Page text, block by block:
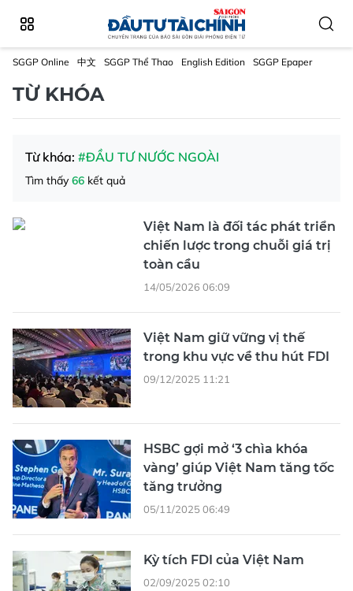
SGGP Online 中文 SGGP Thể Thao English Edition SGGP Epaper
TỪ KHÓA
Từ khóa: #ĐẦU TƯ NƯỚC NGOÀI
Tìm thấy 66 kết quả
Việt Nam là đối tác phát triển
chiến lược trong chuỗi giá trị
toàn cầu
14/05/2026 06:09
Việt Nam giữ vững vị thế
trong khu vực về thu hút FDI
09/12/2025 11:21
HSBC gợi mở ‘3 chìa khóa
vàng’ giúp Việt Nam tăng tốc
tăng trưởng
05/11/2025 06:49
Kỳ tích FDI của Việt Nam
02/09/2025 02:10